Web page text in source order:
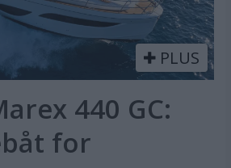
PLUS
440 GC:
for